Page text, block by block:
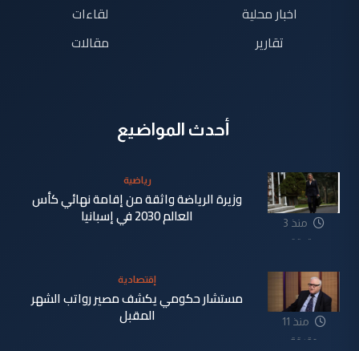
اخبار محلية
تقارير
لقاءات
مقالات
أحدث المواضيع
منذ 3
دقيقة
رياضية
وزيرة الرياضة واثقة من إقامة نهائي كأس
العالم 2030 في إسبانيا
منذ 11
دقيقة
إقتصادية
مستشار حكومي يكشف مصير رواتب الشهر
المقبل